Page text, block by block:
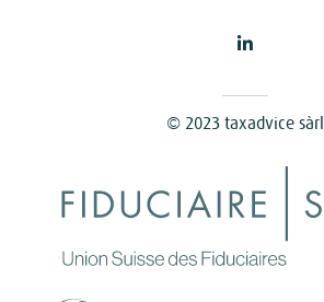
© 2023 taxadvice sàrl